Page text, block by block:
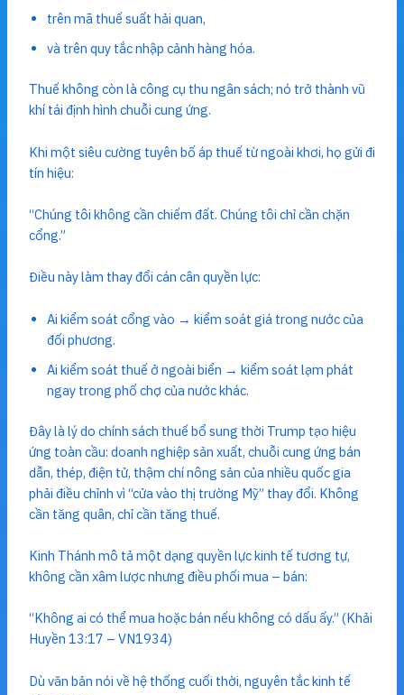
trên mã thuế suất hải quan,
và trên quy tắc nhập cảnh hàng hóa.
Thuế không còn là công cụ thu ngân sách; nó trở thành vũ
khí tái định hình chuỗi cung ứng.
Khi một siêu cường tuyên bố áp thuế từ ngoài khơi, họ gửi đi
tín hiệu:
“Chúng tôi không cần chiếm đất. Chúng tôi chỉ cần chặn
cổng.”
Điều này làm thay đổi cán cân quyền lực:
Ai kiểm soát cổng vào → kiểm soát giá trong nước của
đối phương.
Ai kiểm soát thuế ở ngoài biển → kiểm soát lạm phát
ngay trong phố chợ của nước khác.
Đây là lý do chính sách thuế bổ sung thời Trump tạo hiệu
ứng toàn cầu: doanh nghiệp sản xuất, chuỗi cung ứng bán
dẫn, thép, điện tử, thậm chí nông sản của nhiều quốc gia
phải điều chỉnh vì “cửa vào thị trường Mỹ” thay đổi. Không
cần tăng quân, chỉ cần tăng thuế.
Kinh Thánh mô tả một dạng quyền lực kinh tế tương tự,
không cần xâm lược nhưng điều phối mua – bán:
“Không ai có thể mua hoặc bán nếu không có dấu ấy.” (Khải
Huyền 13:17 – VN1934)
Dù văn bản nói về hệ thống cuối thời, nguyên tắc kinh tế